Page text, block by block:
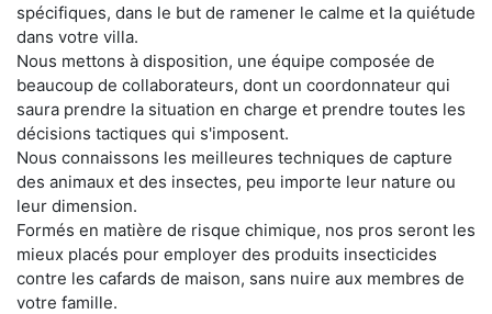
spécifiques, dans le but de ramener le calme et la quiétude
dans votre villa.
Nous mettons à disposition, une équipe composée de
beaucoup de collaborateurs, dont un coordonnateur qui
saura prendre la situation en charge et prendre toutes les
décisions tactiques qui s'imposent.
Nous connaissons les meilleures techniques de capture
des animaux et des insectes, peu importe leur nature ou
leur dimension.
Formés en matière de risque chimique, nos pros seront les
mieux placés pour employer des produits insecticides
contre les cafards de maison, sans nuire aux membres de
votre famille.